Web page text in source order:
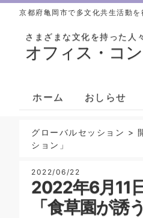
京都府亀岡市で多文化共生活動
さまざまな文化を持った人
オフィス・コ
ホーム おしらせ
グローバルセッション >
ション」
2022/06/22
2022年6月11
「食草園が誘